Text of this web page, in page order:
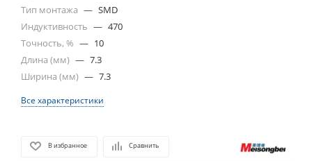
Тип монтажа — SMD
Индуктивность — 470
Точность, % — 10
Длина (мм) — 7.3
Ширина (мм) — 7.3
Все характеристики
В избранное Сравнить